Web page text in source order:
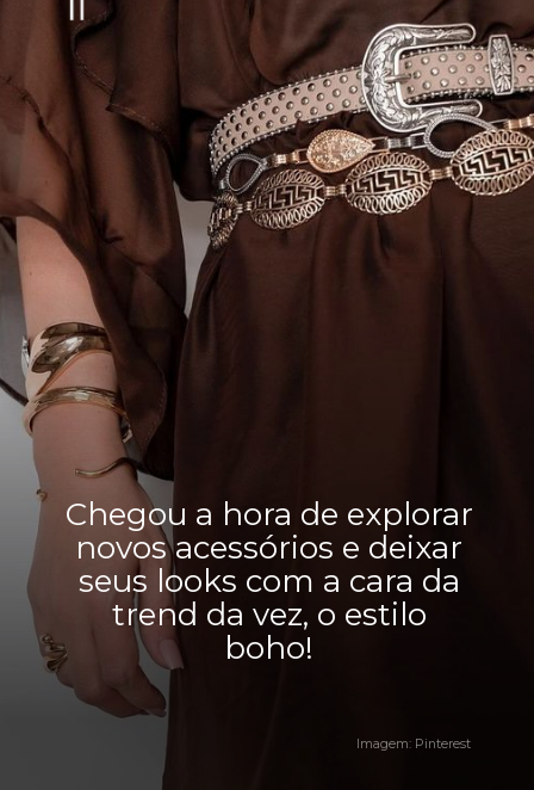
Chegou a hora de explorar
novos acessórios e deixar
seus looks com a cara da
trend da vez, o estilo
boho!
Imagem: Pinterest